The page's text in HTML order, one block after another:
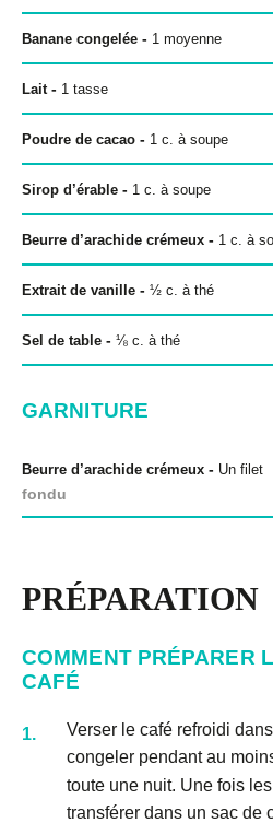
Banane congelée - 1 moyenne
Lait - 1 tasse
Poudre de cacao - 1 c. à soupe
Sirop d’érable - 1 c. à soupe
Beurre d’arachide crémeux - 1 c. à
Extrait de vanille - ½ c. à thé
Sel de table - ⅛ c. à thé
GARNITURE
Beurre d’arachide crémeux - Un filet
fondu
PRÉPARATION
COMMENT PRÉPARER
CAFÉ
1.
Verser le café refroidi
congeler pendant au
toute une nuit. Une fois
transférer dans un sac de
Politique de confidentialité
Politique éditoriale
Conditions d’utilisation
Copyright © 2026 Bon pour toi.
Tous droits réservés.